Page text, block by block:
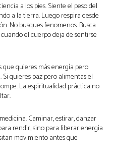
a los pies. Siente el peso del
a la tierra. Luego respira desde
No busques fenomenos. Busca
el cuerpo deja de sentirse
que quieres más energía pero
quieres paz pero alimentas el
La espiritualidad práctica no
Caminar, estirar, danzar
rendir, sino para liberar energía
movimiento antes que